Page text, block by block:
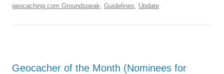
geocaching.com Groundspeak, Guidelines, Update.
Geocacher of the Month (Nominees for